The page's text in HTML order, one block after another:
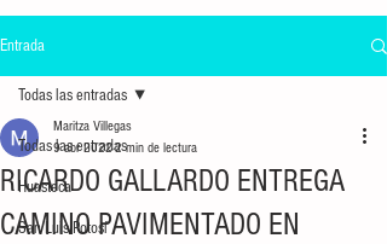
Entrada
Todas las entradas
Huasteca
San Luis Potosí
Todas las entradas
RICARDO GALLARDO ENTREGA
CAMINO PAVIMENTADO EN
Maritza Villegas
9 abr 20222 min de lectura